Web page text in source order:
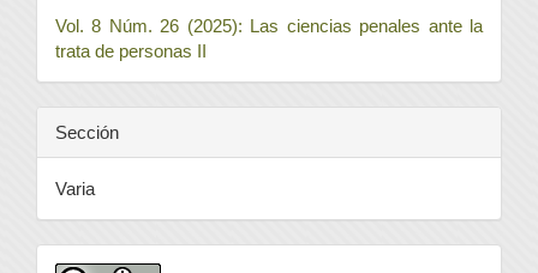
Vol. 8 Núm. 26 (2025): Las ciencias penales ante la
trata de personas II
Sección
Varia